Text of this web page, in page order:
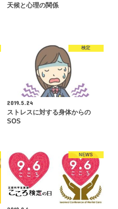
天候と心理の関係
検定
2019.5.24
ストレスに対する身体からの
SOS
NEWS